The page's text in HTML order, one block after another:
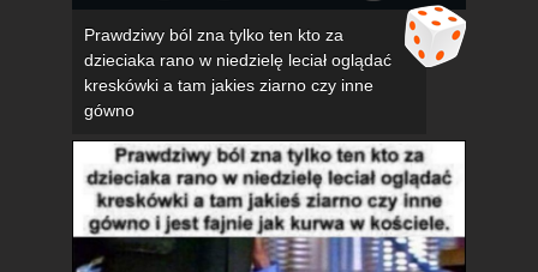
Prawdziwy ból zna tylko ten kto za
dzieciaka rano w niedzielę leciał oglądać
kreskówki a tam jakies ziarno czy inne
gówno